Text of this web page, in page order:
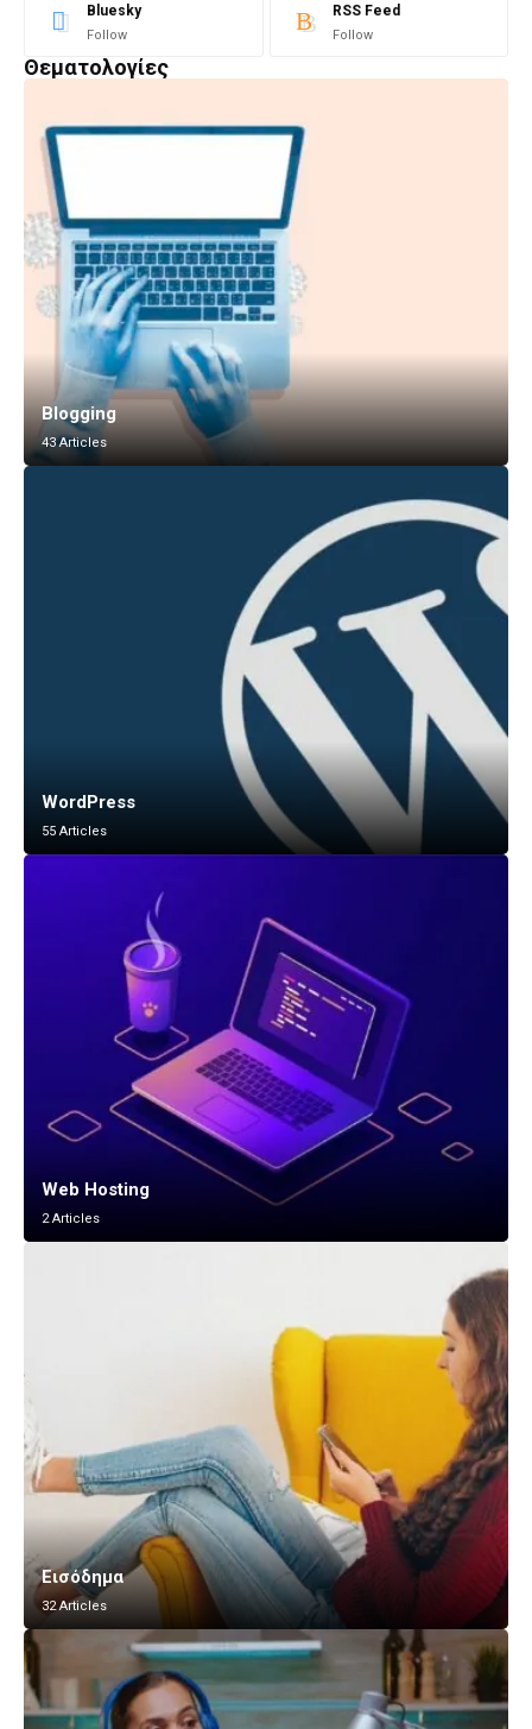
Bluesky
Follow
RSS Feed
Follow
Θεματολογίες
Blogging
43 Articles
WordPress
55 Articles
Web Hosting
2 Articles
Εισόδημα
32 Articles